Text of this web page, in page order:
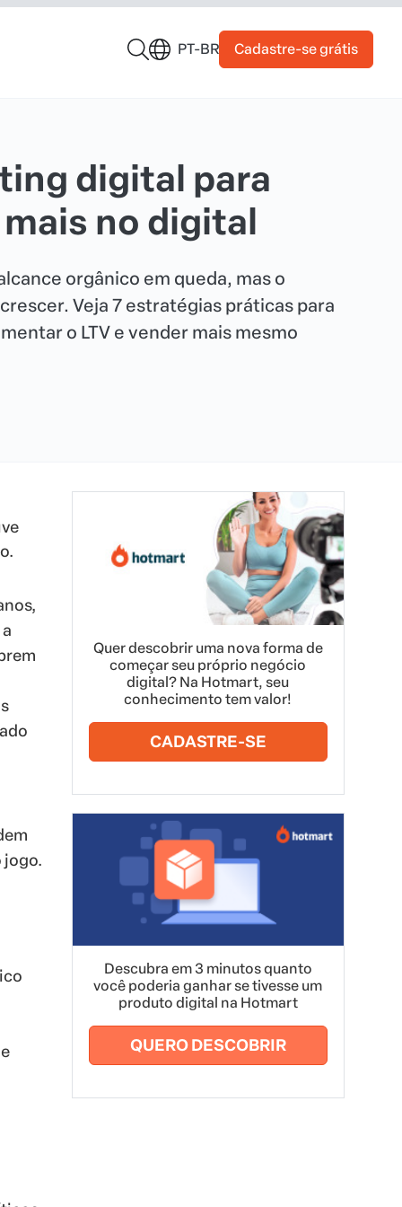
PT-BR Cadastre-se grátis
digital para
no digital
orgânico em queda, mas o
Veja 7 estratégias práticas para
o LTV e vender mais mesmo
jogo.
Quer descobrir uma nova forma de
começar seu próprio negócio
digital? Na Hotmart, seu
conhecimento tem valor!
CADASTRE-SE
Descubra em 3 minutos quanto
você poderia ganhar se tivesse um
produto digital na Hotmart
QUERO DESCOBRIR